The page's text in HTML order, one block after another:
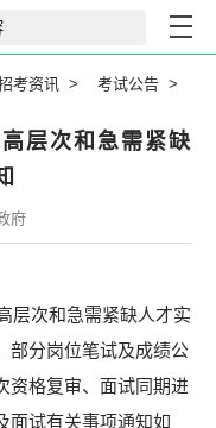
考资讯 考试公告
层次和急需紧缺
府
层次和急需紧缺人才实
部分岗位笔试及成绩公
资格复审、面试同期进
面试有关事项通知如